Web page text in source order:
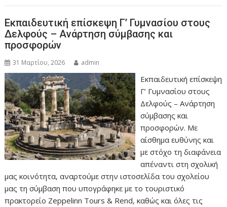
Εκπαιδευτική επίσκεψη Γ’ Γυμνασίου στους
Δελφούς – Ανάρτηση σύμβασης και
προσφορών
31 Μαρτίου, 2026 admin
Εκπαιδευτική επίσκεψη
Γ’ Γυμνασίου στους
Δελφούς – Ανάρτηση
σύμβασης και
προσφορών. Με
αίσθημα ευθύνης και
με στόχο τη διαφάνεια
απέναντι στη σχολική
μας κοινότητα, αναρτούμε στην ιστοσελίδα του σχολείου
μας τη σύμβαση που υπογράφηκε με το τουριστικό
πρακτορείο Zeppelinn Tours & Rend, καθώς και όλες τις